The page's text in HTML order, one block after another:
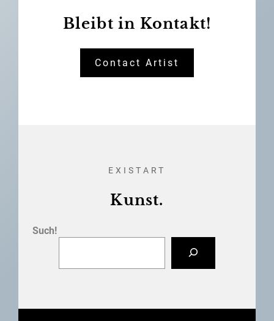
Bleibt in Kontakt!
Contact Artist
EXISTART
Kunst.
Such!